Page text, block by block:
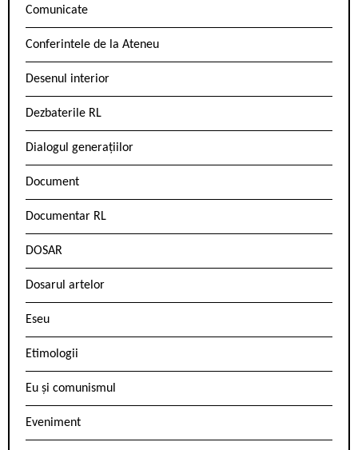
Comunicate
Conferintele de la Ateneu
Desenul interior
Dezbaterile RL
Dialogul generațiilor
Document
Documentar RL
DOSAR
Dosarul artelor
Eseu
Etimologii
Eu și comunismul
Eveniment